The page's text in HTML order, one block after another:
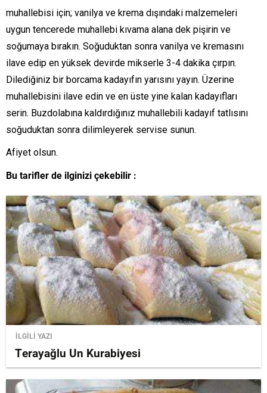
muhallebisi için; vanilya ve krema dışındaki malzemeleri
uygun tencerede muhallebi kıvama alana dek pişirin ve
soğumaya bırakın. Soğuduktan sonra vanilya ve kremasını
ilave edip en yüksek devirde mikserle 3-4 dakika çırpın.
Dilediğiniz bir borcama kadayıfın yarısını yayın. Üzerine
muhallebisini ilave edin ve en üste yine kalan kadayıfları
serin. Buzdolabına kaldırdığınız muhallebili kadayıf tatlısını
soğuduktan sonra dilimleyerek servise sunun.
Afiyet olsun.
Bu tarifler de ilginizi çekebilir :
İLGİLİ YAZI
Terayağlu Un Kurabiyesi